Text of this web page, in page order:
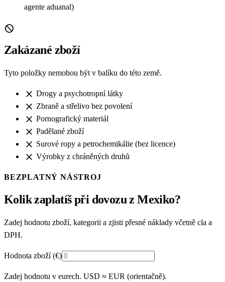
agente aduanal)
block
Zakázané zboží
Tyto položky nemohou být v balíku do této země.
close Drogy a psychotropní látky
close Zbraně a střelivo bez povolení
close Pornografický materiál
close Padělané zboží
close Surové ropy a petrochemikálie (bez licence)
close Výrobky z chráněných druhů
BEZPLATNÝ NÁSTROJ
Kolik zaplatíš při dovozu z Mexiko?
Zadej hodnotu zboží, kategorii a zjisti přesné náklady včetně cla a
DPH.
Hodnota zboží (€)
Zadej hodnotu v eurech. USD ≈ EUR (orientačně).